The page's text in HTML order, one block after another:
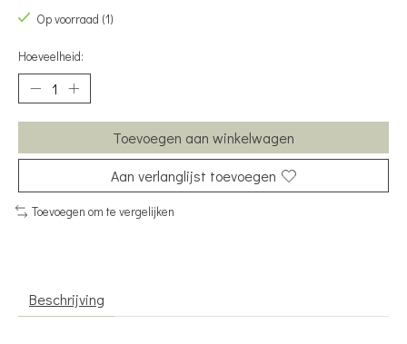
Op voorraad (1)
Hoeveelheid:
Toevoegen aan winkelwagen
Aan verlanglijst toevoegen
Toevoegen om te vergelijken
Beschrijving